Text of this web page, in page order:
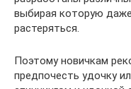
выбирая которую
растеряться.
Поэтому новичкам
предпочесть удочку